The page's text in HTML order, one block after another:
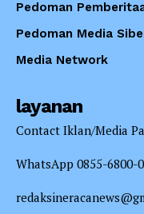
Pedoman
Pedoman Media
Media Network
layanan
Contact Iklan/Media
WhatsApp 0855-6800-